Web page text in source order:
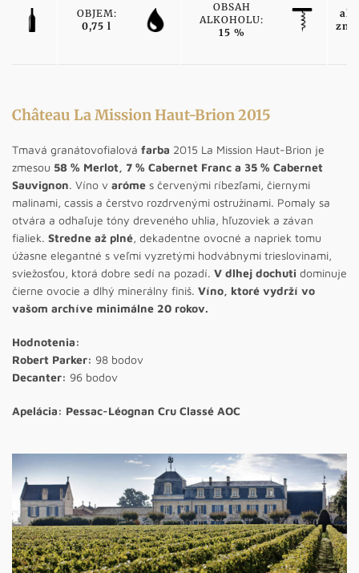
OBJEM:
0,75 l
OBSAH
ALKOHOLU:
15 %
Château La Mission Haut-Brion 2015
Tmavá granátovofialová farba 2015 La Mission Haut-Brion je
zmesou 58 % Merlot, 7 % Cabernet Franc a 35 % Cabernet
Sauvignon. Víno v aróme s červenými ríbezľami, čiernymi
malinami, cassis a čerstvo rozdrvenými ostružinami. Pomaly sa
otvára a odhaľuje tóny dreveného uhlia, hľuzoviek a závan
fialiek. Stredne až plné, dekadentne ovocné a napriek tomu
úžasne elegantné s veľmi vyzretými hodvábnymi trieslovinami,
sviežosťou, ktorá dobre sedí na pozadí. V dlhej dochuti dominuje
čierne ovocie a dlhý minerálny finiš. Víno, ktoré vydrží vo
vašom archíve minimálne 20 rokov.
Hodnotenia:
Robert Parker: 98 bodov
Decanter: 96 bodov
Apelácia: Pessac-Léognan Cru Classé AOC